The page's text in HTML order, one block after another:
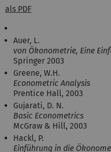
als PDF
Auer, L.
von Ökonometrie, Eine
Springer 2003
Greene, W.H.
Econometric Analysis
Prentice Hall, 2003
Gujarati, D. N.
Basic Econometrics
McGraw & Hill, 2003
Hackl, P.
Einführung in die